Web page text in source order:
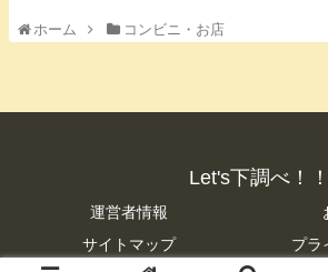
ホーム コンビニ・お店
Let's下調べ！！
運営者情報
サイトマップ
プラ